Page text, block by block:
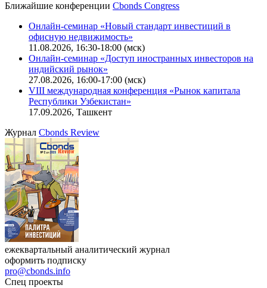
Ближайшие конференции Cbonds Congress
Онлайн-семинар «Новый стандарт инвестиций в
офисную недвижимость»
11.08.2026, 16:30-18:00 (мск)
Онлайн-семинар «Доступ иностранных инвесторов на
индийский рынок»
27.08.2026, 16:00-17:00 (мск)
VIII международная конференция «Рынок капитала
Республики Узбекистан»
17.09.2026, Ташкент
Журнал Cbonds Review
ежеквартальный аналитический журнал
оформить подписку
pro@cbonds.info
Спец проекты